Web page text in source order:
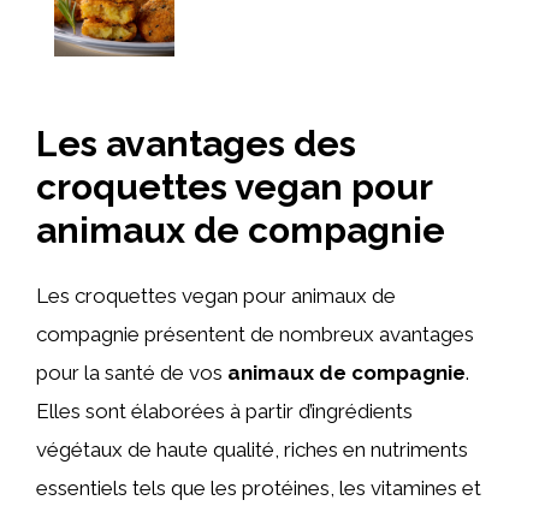
Les avantages des
croquettes vegan pour
animaux de compagnie
Les croquettes vegan pour animaux de
compagnie présentent de nombreux avantages
pour la santé de vos animaux de compagnie.
Elles sont élaborées à partir d’ingrédients
végétaux de haute qualité, riches en nutriments
essentiels tels que les protéines, les vitamines et